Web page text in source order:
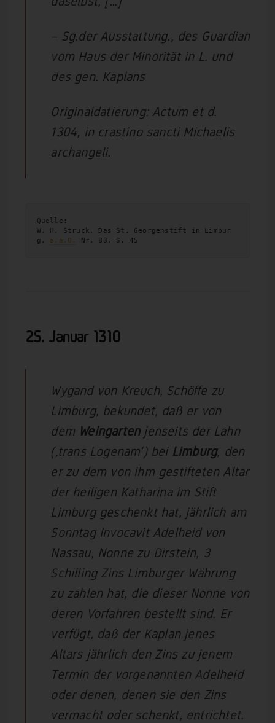
– Sg.der Ausstattung., des Guardian
vom Haus der Minorität in L. und
des gen. Kaplans
Originaldatierung: Actum et d.
1304, in crastino sancti Michaelis
archangeli.
Quelle:
W. H. Struck, Das St. Georgenstift in Limbur
g, a.a.O. Nr. 83, S. 45
25. Januar 1310
Wygand von Kreuch, Schöffe zu
Limburg, bekundet, daß er von
dem Weingartenjenseits der Lahn
(‚trans Logenam‘) bei Limburg, den
er zu dem von ihm gestifteten Altar
der heiligen Katharina im Stift
Limburg geschenkt hat, jährlich am
Sonntag Invocavit Adelheid von
Nassau, Nonne zu Dirstein, 3
Schilling Zins Limburger Währung
zu zahlen hat, die dieser Nonne von
deren Vorfahren bestellt sind. Er
verfügt, daß der Kaplan jenes
Altars jährlich den Zins zu jenem
Termin der vorgenannten Adelheid
oder denen, denen sie den Zins
vermacht oder schenkt, entrichtet.